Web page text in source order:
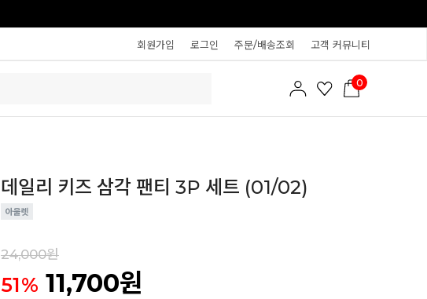
회원가입 로그인 주문/배송조회 고객 커뮤니티
0
데일리 키즈 삼각 팬티 3P 세트 (01/02)
24,000원
51% 11,700원